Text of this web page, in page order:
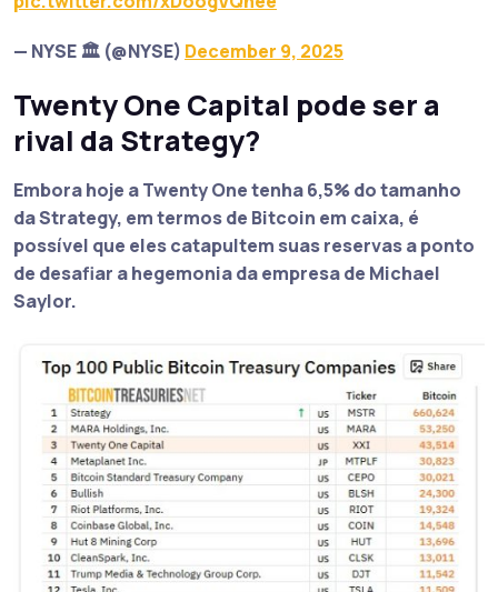
— NYSE 🏛 (@NYSE) December 9, 2025
Twenty One Capital pode ser a
rival da Strategy?
Embora hoje a Twenty One tenha 6,5% do tamanho
da Strategy, em termos de Bitcoin em caixa, é
possível que eles catapultem suas reservas a ponto
de desafiar a hegemonia da empresa de Michael
Saylor.